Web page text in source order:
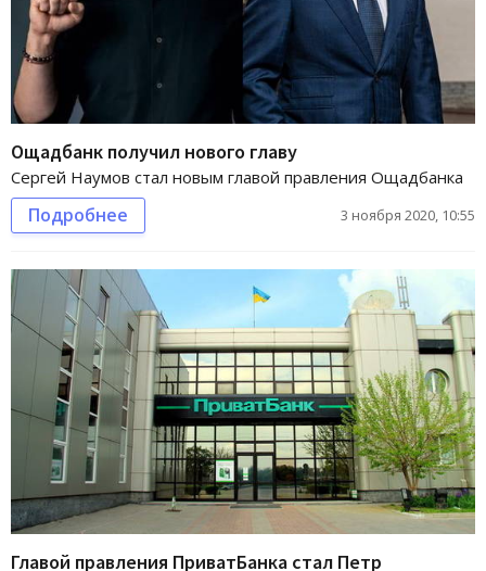
Ощадбанк получил нового главу
Сергей Наумов стал новым главой правления Ощадбанка
Подробнее 3 ноября 2020, 10:55
Главой правления ПриватБанка стал Петр